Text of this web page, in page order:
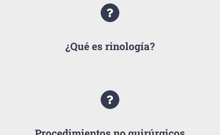
¿Qué es rinología?